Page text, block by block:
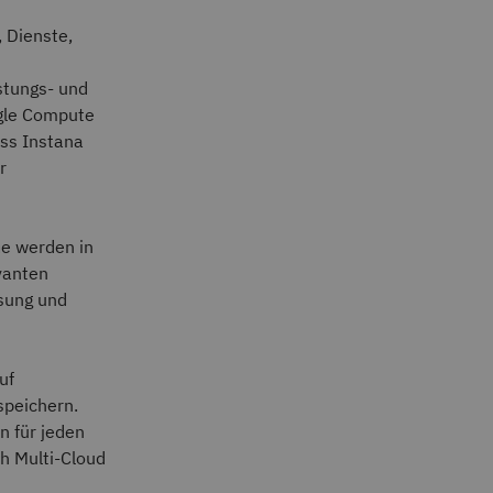
und
Compute
Instana
werden in
und
für jeden
Multi-Cloud